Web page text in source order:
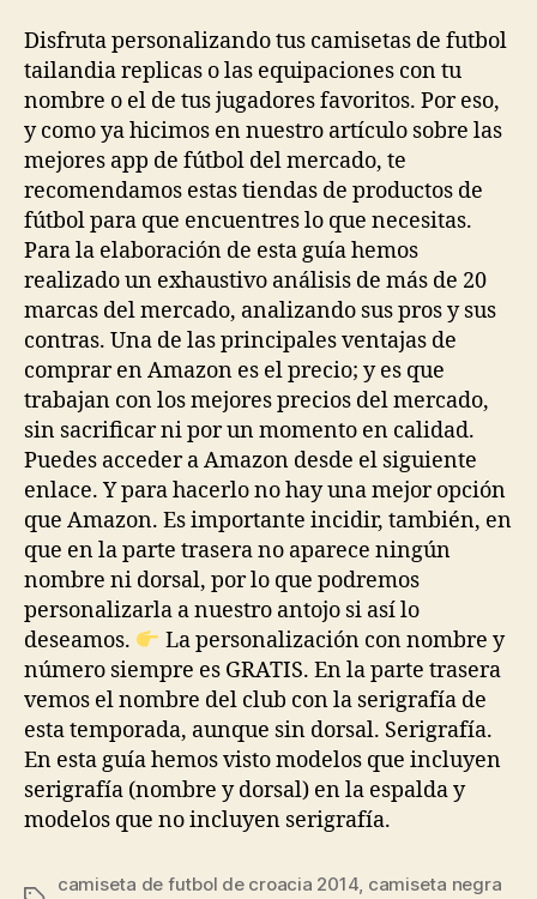
Disfruta personalizando tus camisetas de futbol
tailandia replicas o las equipaciones con tu
nombre o el de tus jugadores favoritos. Por eso,
y como ya hicimos en nuestro artículo sobre las
mejores app de fútbol del mercado, te
recomendamos estas tiendas de productos de
fútbol para que encuentres lo que necesitas.
Para la elaboración de esta guía hemos
realizado un exhaustivo análisis de más de 20
marcas del mercado, analizando sus pros y sus
contras. Una de las principales ventajas de
comprar en Amazon es el precio; y es que
trabajan con los mejores precios del mercado,
sin sacrificar ni por un momento en calidad.
Puedes acceder a Amazon desde el siguiente
enlace. Y para hacerlo no hay una mejor opción
que Amazon. Es importante incidir, también, en
que en la parte trasera no aparece ningún
nombre ni dorsal, por lo que podremos
personalizarla a nuestro antojo si así lo
deseamos.
La personalización con nombre y
número siempre es GRATIS. En la parte trasera
vemos el nombre del club con la serigrafía de
esta temporada, aunque sin dorsal. Serigrafía.
En esta guía hemos visto modelos que incluyen
serigrafía (nombre y dorsal) en la espalda y
modelos que no incluyen serigrafía.
camiseta de futbol de croacia 2014, camiseta negra